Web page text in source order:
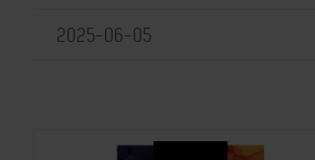
2025-06-05